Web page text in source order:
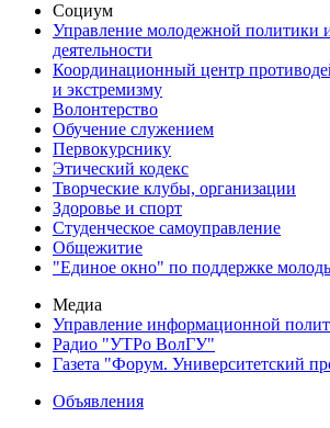
Социум
Управление молодежной политики
деятельности
Координационный центр
и экстремизму
Волонтерство
Обучение служением
Первокурснику
Этический кодекс
Творческие клубы, организации
Здоровье и спорт
Студенческое самоуправление
Общежитие
"Единое окно" по поддержке
Медиа
Управление информационной
Радио "УТРо ВолГУ"
Газета "Форум. Университетский
Объявления